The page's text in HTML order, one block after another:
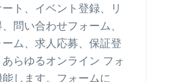
ト、イベント登録、リ
問い合わせフォーム、
ム、求人応募、保証登
らゆるオンライン フォ
します。フォームに